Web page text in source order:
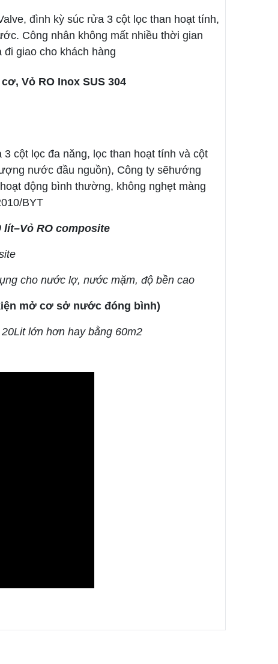
đình kỳ súc rửa 3 cột lọc than hoạt tính,
Công nhân không mất nhiều thời gian
giao cho khách hàng
Vỏ RO Inox SUS 304
cột lọc đa năng, lọc than hoạt tính và cột
nước đầu nguồn), Công ty sẽhướng
động bình thường, không nghẹt màng
BYT
RO composite
cho nước lợ, nước mặm, độ bền cao
mở cơ sở nước đóng bình)
lớn hơn hay bằng 60m2